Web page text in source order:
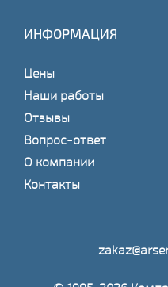
ИНФОРМАЦИЯ
Цены
Наши работы
Отзывы
Вопрос-ответ
О компании
Контакты